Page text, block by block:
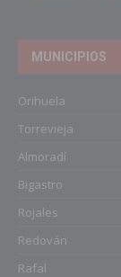
MUNICIPIOS
Orihuela
Torrevieja
Almoradí
Bigastro
Rojales
Redován
Rafal